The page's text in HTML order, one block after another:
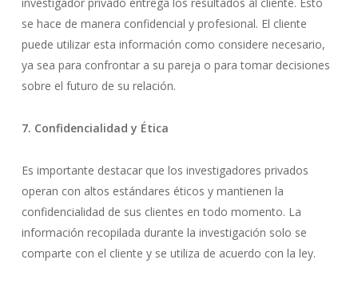
se hace de manera confidencial y profesional. El cliente
puede utilizar esta información como considere necesario,
ya sea para confrontar a su pareja o para tomar decisiones
sobre el futuro de su relación.
7. Confidencialidad y Ética
Es importante destacar que los investigadores privados
operan con altos estándares éticos y mantienen la
confidencialidad de sus clientes en todo momento. La
información recopilada durante la investigación solo se
comparte con el cliente y se utiliza de acuerdo con la ley.